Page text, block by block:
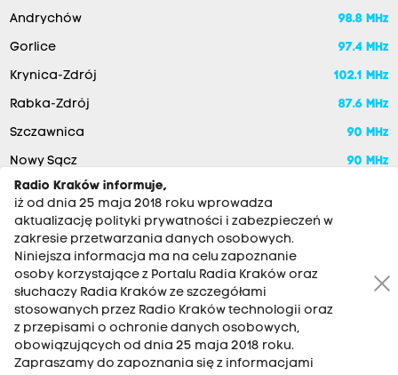
Andrychów 98.8 MHz
Gorlice 97.4 MHz
Krynica-Zdrój 102.1 MHz
Rabka-Zdrój 87.6 MHz
Szczawnica 90 MHz
Nowy Sącz 90 MHz
RADIO KRAKÓW SA. Aleja Juliusza Słowackiego 22, 30-007
Kraków
Antena: 12 200 33 33
Radio Kraków informuje,
iż od dnia 25 maja 2018 roku wprowadza
aktualizację polityki prywatności i zabezpieczeń w
zakresie przetwarzania danych osobowych.
Niniejsza informacja ma na celu zapoznanie
osoby korzystające z Portalu Radia Kraków oraz
słuchaczy Radia Kraków ze szczegółami
stosowanych przez Radio Kraków technologii oraz
z przepisami o ochronie danych osobowych,
obowiązujących od dnia 25 maja 2018 roku.
Zapraszamy do zapoznania się z informacjami